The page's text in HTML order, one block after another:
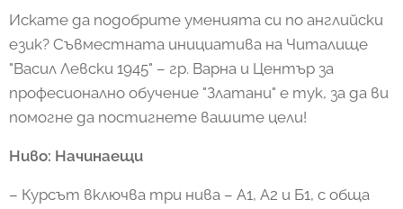
Искате да подобрите уменията си по английски
език? Съвместната инициатива на Читалище
"Васил Левски 1945" – гр. Варна и Център за
професионално обучение "Златани" е тук, за да ви
помогне да постигнете вашите цели!
Ниво: Начинаещи
– Курсът включва три нива – А1, А2 и Б1, с обща